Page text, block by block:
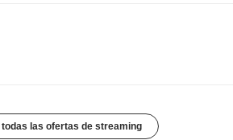
todas las ofertas de streaming